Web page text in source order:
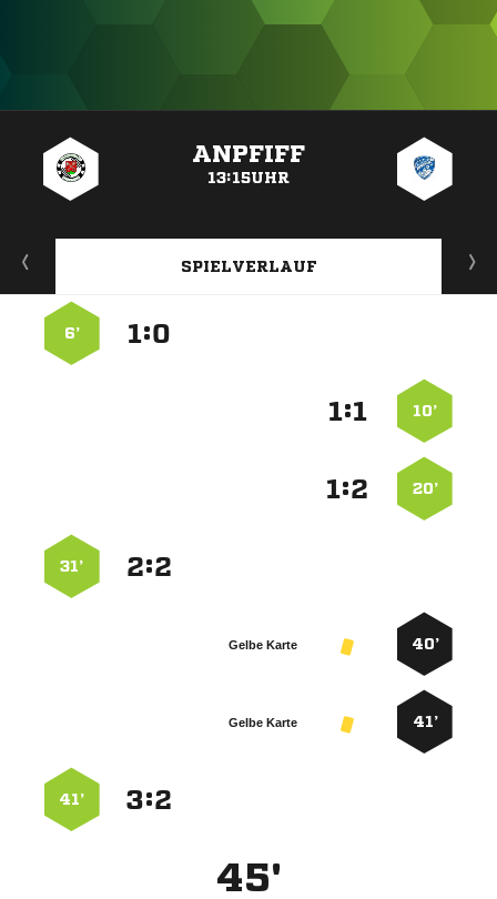
ANPFIFF
13:15UHR
SPIELVERLAUF
:
6’
10’
:
20’
:
:
31’
40’
Gelbe Karte
41’
Gelbe Karte
:
41’
45'